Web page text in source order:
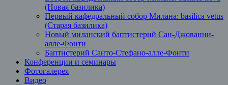
(Новая базилика)
Первый кафедральный собор Милана: basilica vetus
(Старая базилика)
Новый миланский баптистерий Сан-Джованни-
алле-Фонти
Баптистерий Санто-Стефано-алле-Фонти
Конференции и семинары
Фотогалерея
Видео